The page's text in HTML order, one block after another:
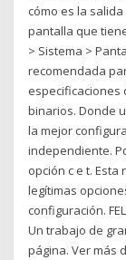
cómo es la
pantalla que
> Sistema >
recomendada
especificaciones
binarios. Donde
la mejor
independiente.
opción c e t.
legítimas
configuración.
Un trabajo de
página. Ver más